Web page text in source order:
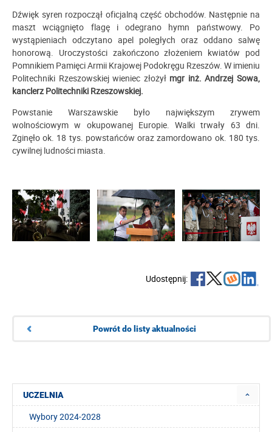
Dźwięk syren rozpoczął oficjalną część obchodów. Następnie na
maszt wciągnięto flagę i odegrano hymn państwowy. Po
wystąpieniach odczytano apel poległych oraz oddano salwę
honorową. Uroczystości zakończono złożeniem kwiatów pod
Pomnikiem Pamięci Armii Krajowej Podokręgu Rzeszów. W imieniu
Politechniki Rzeszowskiej wieniec złożył mgr inż. Andrzej Sowa,
kanclerz Politechniki Rzeszowskiej.
Powstanie Warszawskie było największym zrywem
wolnościowym w okupowanej Europie. Walki trwały 63 dni.
Zginęło ok. 18 tys. powstańców oraz zamordowano ok. 180 tys.
cywilnej ludności miasta.
Udostępnij:
Powrót do listy aktualności
UCZELNIA
Wybory 2024-2028